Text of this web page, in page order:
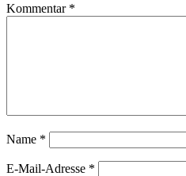
Kommentar *
Name *
E-Mail-Adresse *